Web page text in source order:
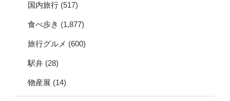
国内旅行 (517)
食べ歩き (1,877)
旅行グルメ (600)
駅弁 (28)
物産展 (14)